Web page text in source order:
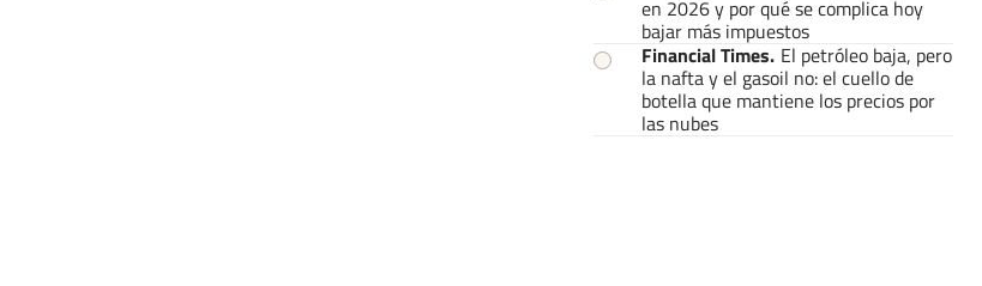
en 2026 y por qué se complica hoy
bajar más impuestos
Financial Times. El petróleo baja, pero
la nafta y el gasoil no: el cuello de
botella que mantiene los precios por
las nubes